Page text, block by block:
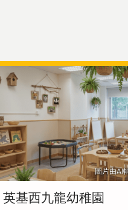
圖片由AI
英基西九龍幼稚園